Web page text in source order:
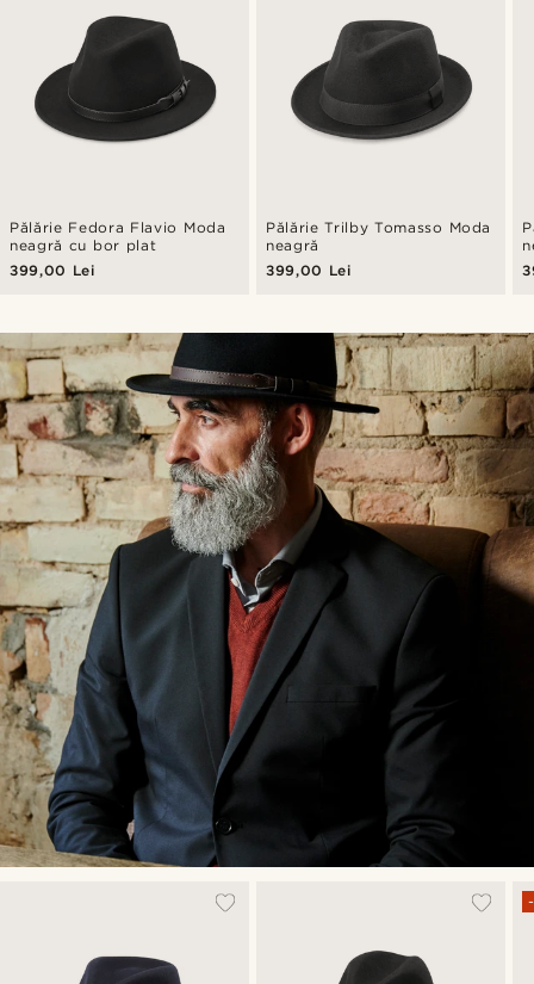
Pălărie Fedora Flavio Moda
neagră cu bor plat
399,00 Lei
Pălărie Trilby Tomasso Moda
neagră
399,00 Lei